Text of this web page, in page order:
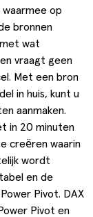
op
bronnen
wat
vraagt geen
Met een bron
in huis, kunt u
aanmaken.
in 20 minuten
creëren waarin
wordt
en de
Pivot. DAX
Pivot en